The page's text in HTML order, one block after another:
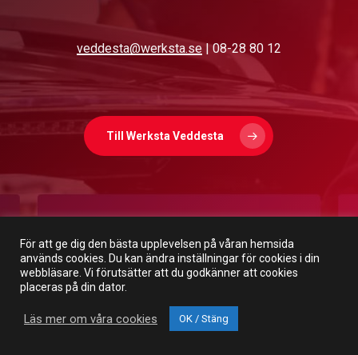
veddesta@werksta.se| 08-28 80 12
Till Werksta Veddesta
För att ge dig den bästa upplevelsen på våran hemsida
används cookies. Du kan ändra inställningar för cookies i din
webbläsare. Vi förutsätter att du godkänner att cookies
placeras på din dator.
Läs mer om våra cookies OK / Stäng